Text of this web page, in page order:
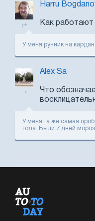
Harru
Как работают
У меня ручник на
Alex Sa
Что
У меня та же самая
года. Были 7 дней